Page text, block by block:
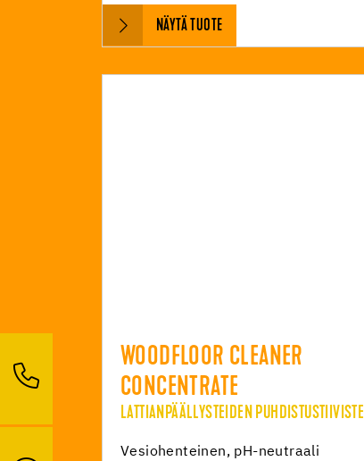
NÄYTÄ TUOTE
WOODFLOOR CLEANER
CONCENTRATE
LATTIANPÄÄLLYSTEIDEN PUHDISTUSTIIVISTE
Vesiohenteinen, pH-neutraali